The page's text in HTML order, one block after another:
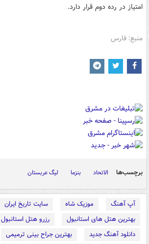
امتیاز در رده دوم قرار دارد.
منبع: فارس
برچسب‌ها الاتحاد بنزما لیگ عربستان
آپ آهنگ موزیک شاه
سایت تاریخ ایران
بهترین هتل های استانبول
رزرو هتل استانبول
دانلود آهنگ جدید
بهترین جراح بینی ترمیمی